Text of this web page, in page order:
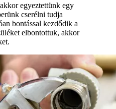
egyeztettünk egy
cserélni tudja
bontással kezdődik a
elbontottuk, akkor